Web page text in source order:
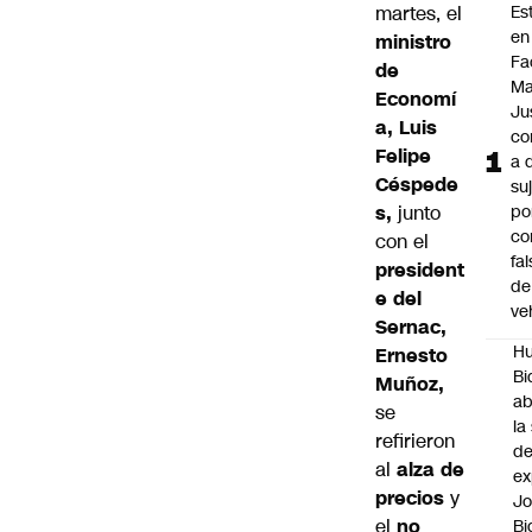
martes, el
ministro
de
Economí
a, Luis
Felipe
Céspede
s, junto
con el
president
e del
Sernac,
Ernesto
Muñoz,
se
refirieron
al alza de
precios y
el no
en
a
de
la